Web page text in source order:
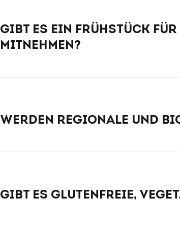
Gibt es ein Frühstück
Mitnehmen?
Werden regionale und
Gibt es glutenfreie,